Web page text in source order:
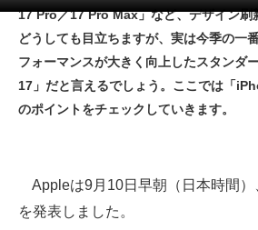
生活家電 生活用品
空調・季節家電 美容・コ
腕時計 車・バイ
釣り具・釣り用品 食品・飲
17 Pro／17 Pro Max」など、デザイン刷
どうしても目立ちますが、実は今季の一
フォーマンスが大きく向上したスタンダ
17」だと言えるでしょう。ここでは「
のポイントをチェックしていきます。
Appleは9月10日早朝（日本時間）
を発表しました。